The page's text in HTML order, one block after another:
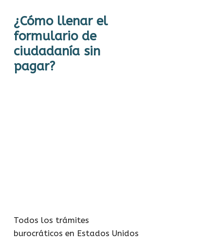
¿Cómo llenar el
formulario de
ciudadanía sin
pagar?
Todos los trámites
burocráticos en Estados Unidos